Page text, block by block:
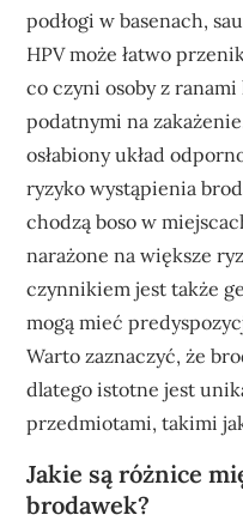
podłogi w basenach,
HPV może łatwo
co czyni osoby z
podatnymi na
osłabiony układ
ryzyko wystąpienia
chodzą boso w
narażone na większe
czynnikiem jest także
mogą mieć
Warto zaznaczyć, że
dlatego istotne jest
przedmiotami, takimi
Jakie są różnice
brodawek?